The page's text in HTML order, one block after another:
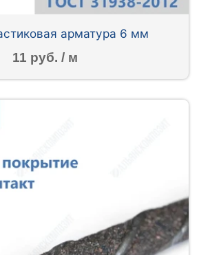
арматура 6 мм
11 руб. / м